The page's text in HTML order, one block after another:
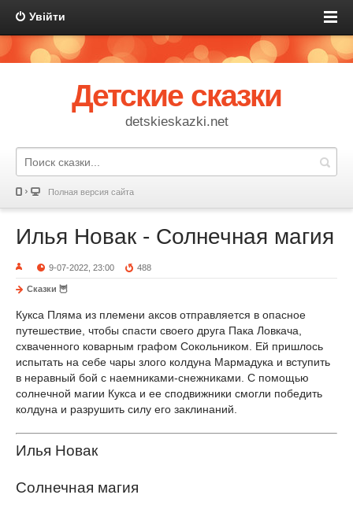
Увійти
Детские сказки
detskieskazki.net
Полная версия сайта
Илья Новак - Солнечная магия
9-07-2022, 23:00 488
Сказки 🦉
Кукса Пляма из племени аксов отправляется в опасное
путешествие, чтобы спасти своего друга Пака Ловкача,
схваченного коварным графом Сокольником. Ей пришлось
испытать на себе чары злого колдуна Мармадука и вступить
в неравный бой с наемниками-снежниками. С помощью
солнечной магии Кукса и ее сподвижники смогли победить
колдуна и разрушить силу его заклинаний.
Илья Новак
Солнечная магия